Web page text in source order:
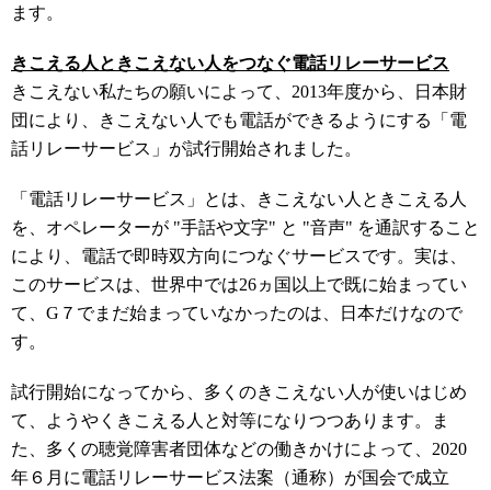
ます。
きこえる人ときこえない人をつなぐ電話リレーサービス
きこえない私たちの願いによって、 2013年度から、日本財
団により、きこえない人でも電話ができるようにする「電
話リレーサービス」が試行開始されました。
「電話リレーサービス」とは、きこえない人ときこえる人
を、オペレーターが "手話や文字" と "音声" を通訳すること
により、電話で即時双方向につなぐサービスです。実は、
このサービスは、世界中では26ヵ国以上で既に始まってい
て、 G ７でまだ始まっていなかったのは、日本だけなので
す。
試行開始になってから、多くのきこえない人が使いはじめ
て、ようやくきこえる人と対等になりつつあります。ま
た、多くの聴覚障害者団体などの働きかけによって、 2020
年６月に電話リレーサービス法案（通称）が国会で成立